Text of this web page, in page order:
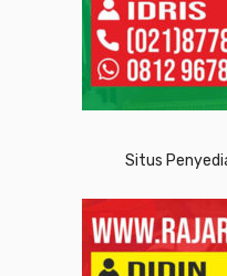
Situs